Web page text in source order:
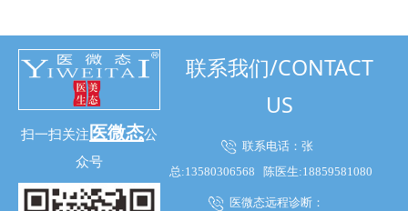
扫一扫关注医微态公
众号
联系我们/CONTACT
US
联系电话：张
总:13580306568
陈医生:18859581080
医微态远程诊断：